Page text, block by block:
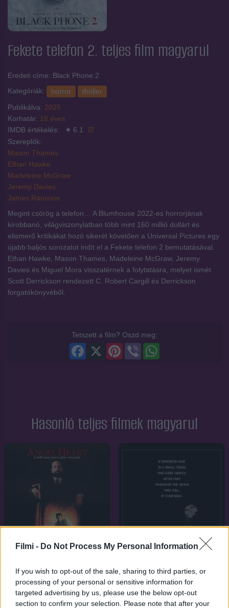
Filmi - Do Not Process My Personal Information
If you wish to opt-out of the sale, sharing to third parties, or
processing of your personal or sensitive information for
targeted advertising by us, please use the below opt-out
section to confirm your selection. Please note that after your
Fekete telefon 2. teljes film magyarul
Eredeti címe: Black Phone 2
Kategóriák:
horror
thriller
Publikálva: 2025
Korhatár: 18 éves
IMDB értékelés:
6.1
Szereplők:
Mason Thames
Ethan Hawke
Madeleine McGraw
Jeremy Davies
James Ransone
Megint csörög a telefon… A Blumhouse 2022-es horrorjának
kirobbanó, világviszonylatban több mint 160 millió dollárt és
elismerő kritikákat hozó sikerét követően a Universal Pictures egy
újabb baljós sorozatot indít el a Fekete telefon 2 bemutatásával.
Ethan Hawke, Mason Thames, Madeleine McGraw, Jeremy
Davies és Miguel Mora visszatérnek a folytatásra, melyet ismét
Scott Derrickson rendezett C. Robert Cargill és Derrickson
forgatókönyvéből.
Tetszett a film? Oszd meg:
Viber
Pinterest
Facebook
Hasonló teljes filmek magyarul
1987 7.1 1985